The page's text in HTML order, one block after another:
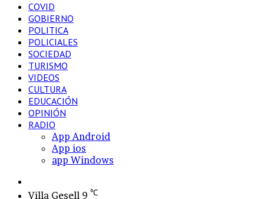
COVID
GOBIERNO
POLITICA
POLICIALES
SOCIEDAD
TURISMO
VIDEOS
CULTURA
EDUCACIÓN
OPINIÓN
RADIO
App Android
App ios
app Windows
skin
Villa Gesell 9 ℃